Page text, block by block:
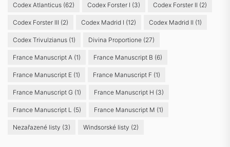
Codex Atlanticus (62) Codex Forster I (3) Codex Forster II (2)
Codex Forster III (2) Codex Madrid I (12) Codex Madrid II (1)
Codex Trivulzianus (1) Divina Proportione (27)
France Manuscript A (1) France Manuscript B (6)
France Manuscript E (1) France Manuscript F (1)
France Manuscript G (1) France Manuscript H (3)
France Manuscript L (5) France Manuscript M (1)
Nezařazené listy (3) Windsorské listy (2)